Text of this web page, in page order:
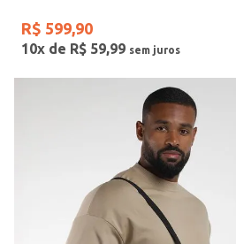
R$ 599,90
10x de R$ 59,99